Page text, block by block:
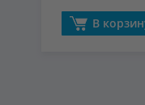
В